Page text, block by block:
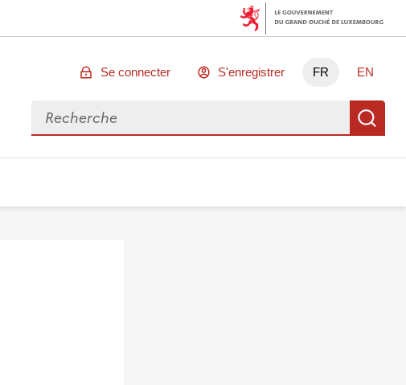
Se connecter S'enregistrer FR EN
Rechercher des données